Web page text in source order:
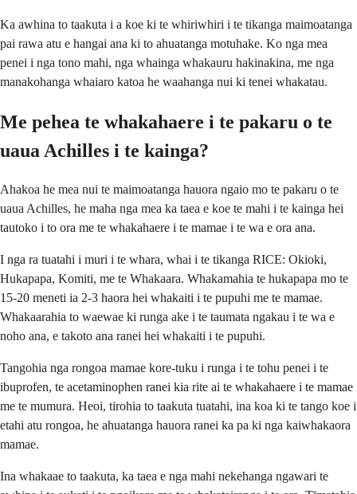
Ka awhina to taakuta i a koe ki te whiriwhiri i te tikanga maimoatanga
pai rawa atu e hangai ana ki to ahuatanga motuhake. Ko nga mea
penei i nga tono mahi, nga whainga whakauru hakinakina, me nga
manakohanga whaiaro katoa he waahanga nui ki tenei whakatau.
Me pehea te whakahaere i te pakaru o te
uaua Achilles i te kainga?
Ahakoa he mea nui te maimoatanga hauora ngaio mo te pakaru o te
uaua Achilles, he maha nga mea ka taea e koe te mahi i te kainga hei
tautoko i to ora me te whakahaere i te mamae i te wa e ora ana.
I nga ra tuatahi i muri i te whara, whai i te tikanga RICE: Okioki,
Hukapapa, Komiti, me te Whakaara. Whakamahia te hukapapa mo te
15-20 meneti ia 2-3 haora hei whakaiti i te pupuhi me te mamae.
Whakaarahia to waewae ki runga ake i te taumata ngakau i te wa e
noho ana, e takoto ana ranei hei whakaiti i te pupuhi.
Tangohia nga rongoa mamae kore-tuku i runga i te tohu penei i te
ibuprofen, te acetaminophen ranei kia rite ai te whakahaere i te mamae
me te mumura. Heoi, tirohia to taakuta tuatahi, ina koa ki te tango koe i
etahi atu rongoa, he ahuatanga hauora ranei ka pa ki nga kaiwhakaora
mamae.
Ina whakaae to taakuta, ka taea e nga mahi nekehanga ngawari te